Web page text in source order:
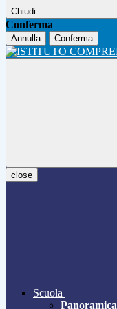
Chiudi
Conferma
Annulla Conferma
close
Scuola
Panoramica